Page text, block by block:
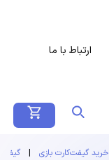
ارتباط با ما
خرید گیفت‌کارت بازی | گیفت